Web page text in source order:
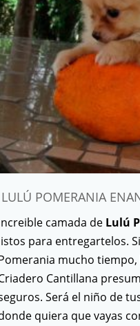
LULÚ POMERANIA
camada de Lulú
para entregartelos.
mucho tiempo,
Cantillana
Será el niño de
quiera que vayas